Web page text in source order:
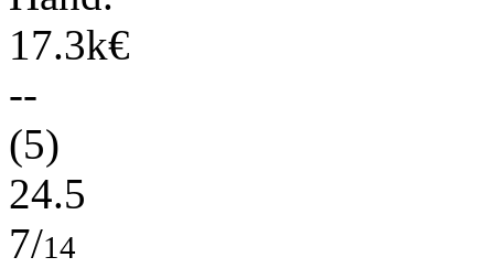
17.3k€
--
(5)
24.5
7/14